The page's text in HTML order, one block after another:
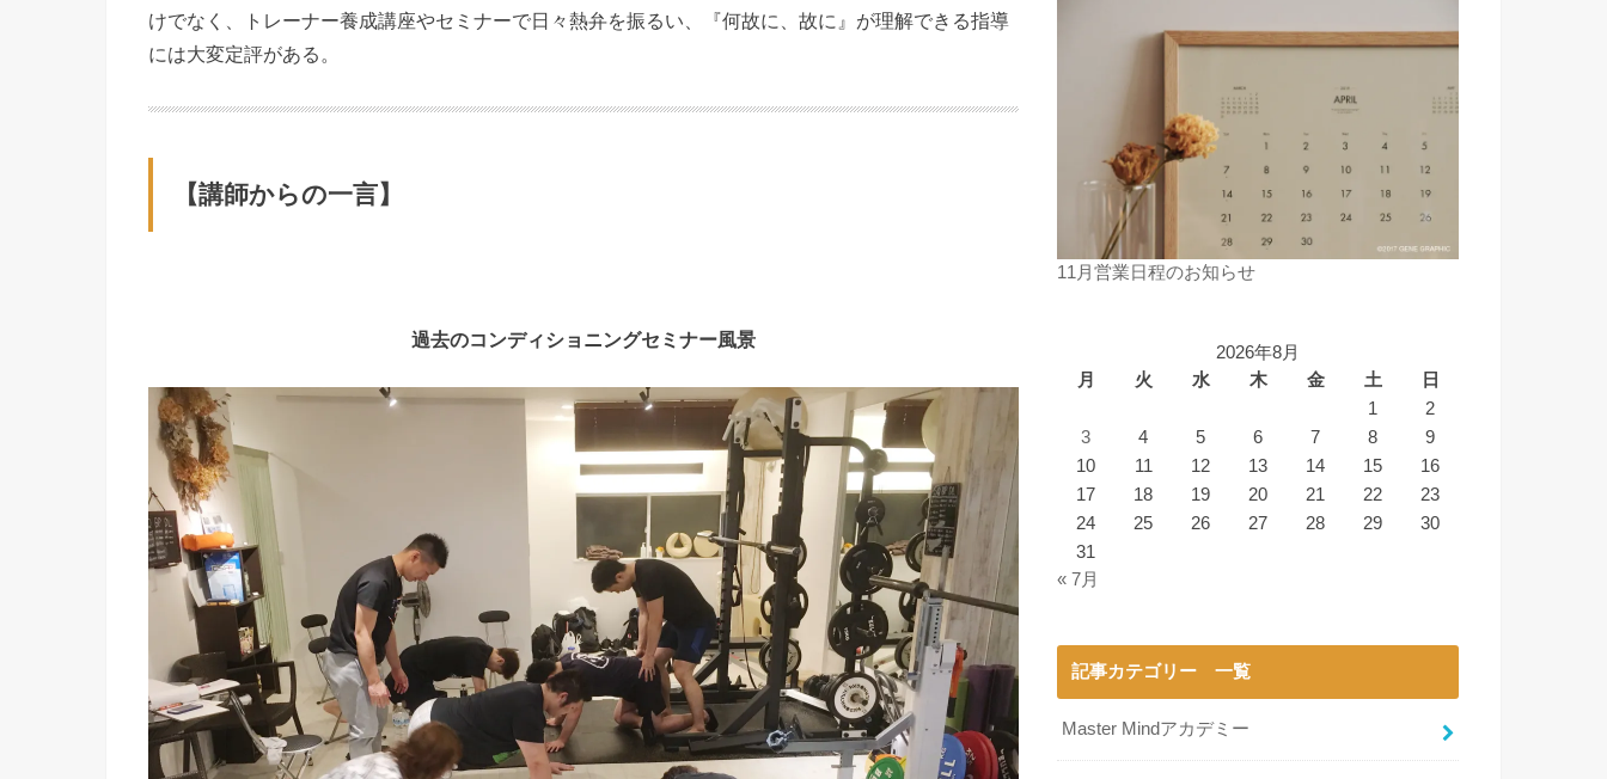
けでなく、トレーナー養成講座やセミナーで日々熱弁を振るい、『何故に、故に』が理解できる指導
には大変定評がある。
【講師からの一言】
過去のコンディショニングセミナー風景
11月営業日程のお知らせ
2026年8月
月
火 水 木 金 土
日
1
2
3
4 5 6 7 8
9
10
11 12 13 14 15
16
17
18 19 20 21 22
23
24
25 26 27 28 29
30
31
« 7月
記事カテゴリー 一覧
Master Mindアカデミー